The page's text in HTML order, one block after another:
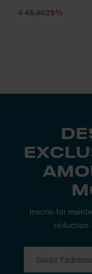
€ 45,9025%
Inscris-toi
réduction